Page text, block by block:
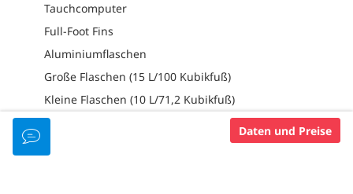
Tauchcomputer
Full-Foot Fins
Aluminiumflaschen
Große Flaschen (15 L/100 Kubikfuß)
Kleine Flaschen (10 L/71,2 Kubikfuß)
PADI-MITGLIEDSSTATUS
Daten und Preise